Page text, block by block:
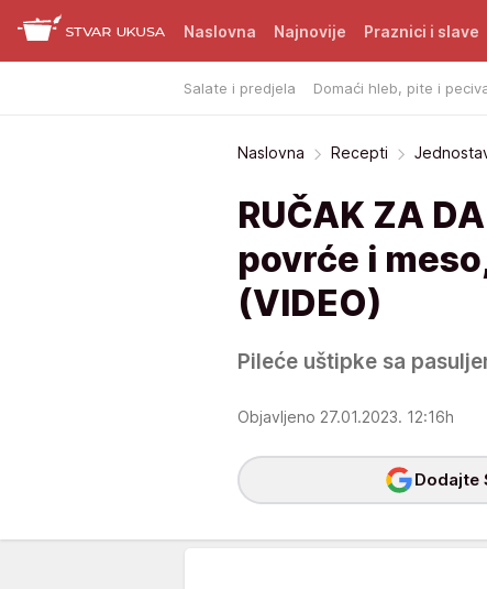
Naslovna Najnovije Praznici i slave
Salate i predjela Domaći hleb, pite i
Naslovna Recepti
RUČAK ZA
povrće i
(VIDEO)
Pileće uštipke sa
Objavljeno 27.01.2023. 12:16h
Dodajte